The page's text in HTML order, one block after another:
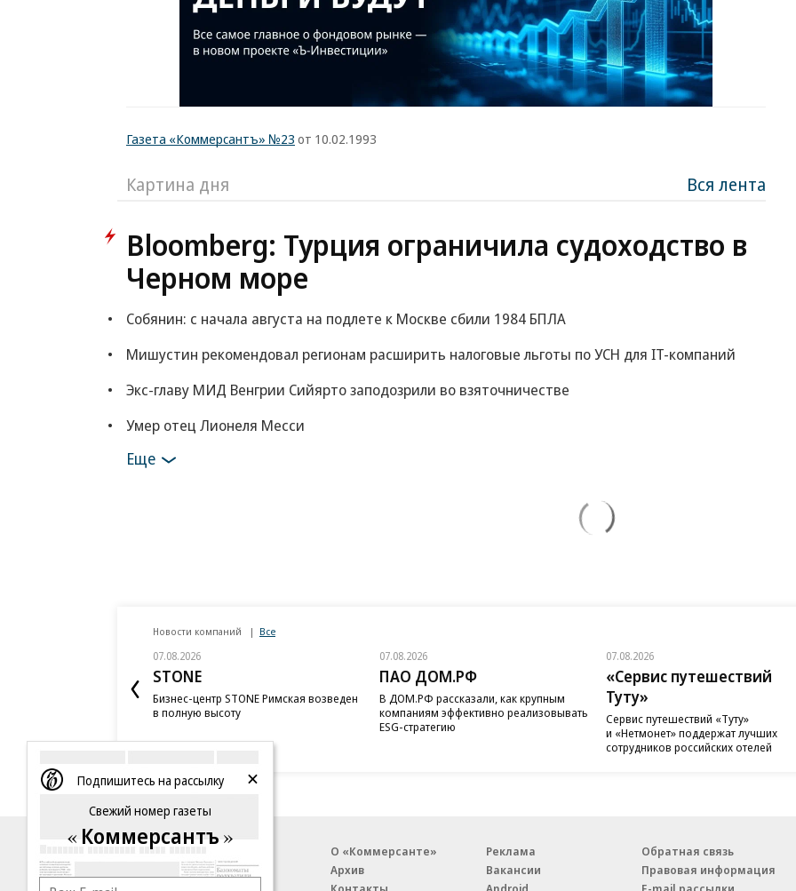
Газета «Коммерсантъ» №23 от 10.02.1993
Картина дня Вся лента
Bloomberg: Турция ограничила судоходство в
Черном море
Собянин: с начала августа на подлете к Москве сбили 1984 БПЛА
Мишустин рекомендовал регионам расширить налоговые льготы по УСН для IT-компаний
Экс-главу МИД Венгрии Сийярто заподозрили во взяточничестве
Умер отец Лионеля Месси
Еще
Новости компаний Все
07.08.2026
STONE
Бизнес-центр STONE Римская возведен
в полную высоту
07.08.2026
ПАО ДОМ.РФ
В ДОМ.РФ рассказали, как крупным
компаниям эффективно реализовывать
ESG-стратегию
07.08.2026
«Сервис путешествий
Туту»
Сервис путешествий «Туту»
и «Нетмонет» поддержат лучших
сотрудников российских отелей
Благотворительный фонд
О «Коммерсанте»
Архив
Реклама
Вакансии
Обратная связь
Правовая информация
Подпишитесь на рассылку
Свежий номер газеты
Коммерсантъ